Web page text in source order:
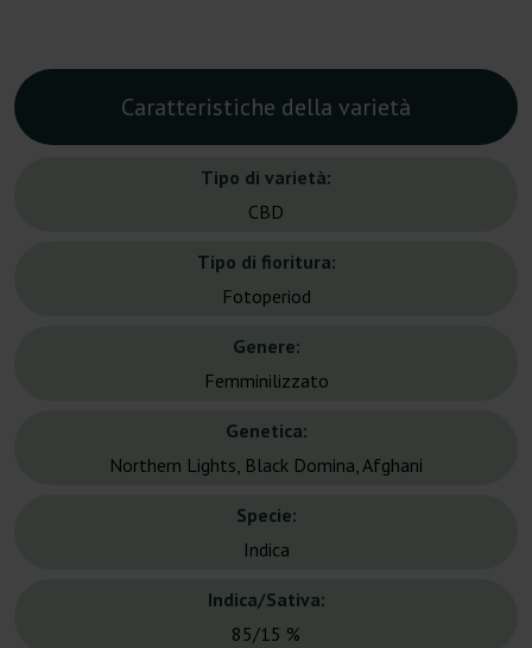
Caratteristiche della varietà
Tipo di varietà:
CBD
Tipo di fioritura:
Fotoperiod
Genere:
Femminilizzato
Genetica:
Northern Lights, Black Domina, Afghani
Specie:
Indica
Indica/Sativa:
85/15 %